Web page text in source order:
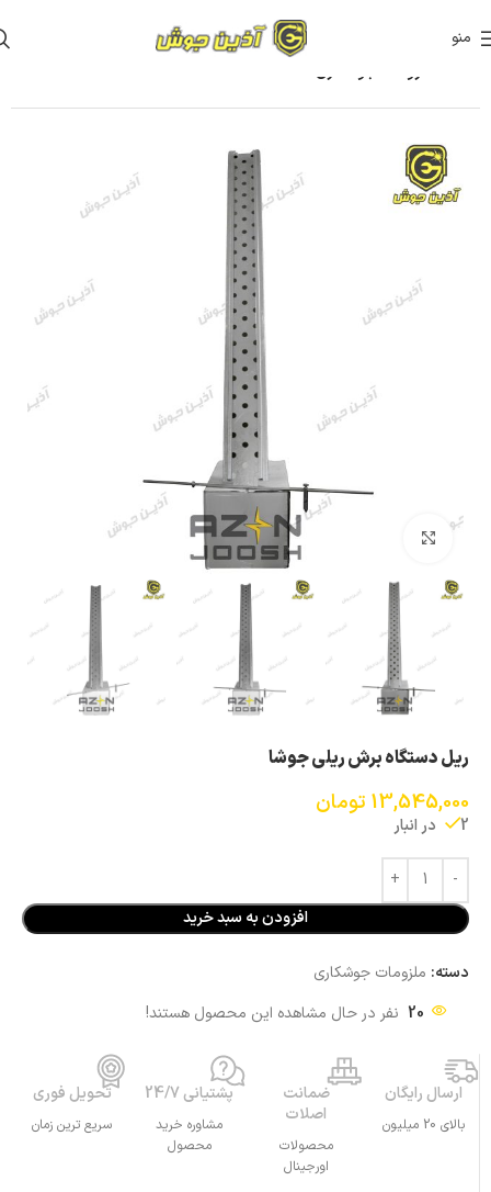
منو
ملزومات جوشکاری
ریل دستگاه برش ریلی جوشا
13,545,000 تومان
2 در انبار
افزودن به سبد خرید
دسته: ملزومات جوشکاری
20 نفر در حال مشاهده این محصول هستند!
ارسال رایگان
بالای 20 میلیون
ضمانت
اصلات
محصولات
اورجینال
پشتیانی 24/7
مشاوره خرید
محصول
تحویل فوری
سریع ترین زمان